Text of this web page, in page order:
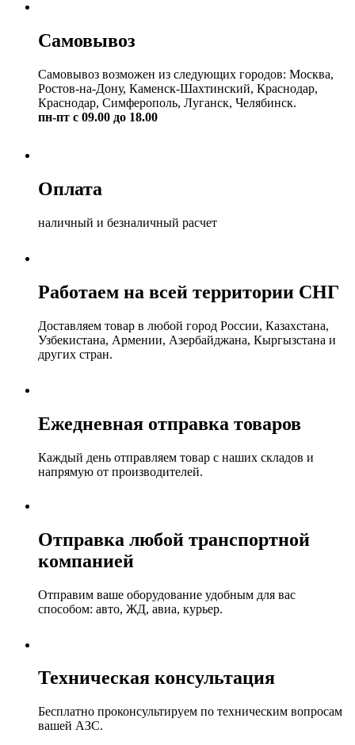
Самовывоз
Самовывоз возможен из следующих городов: Москва,
Ростов-на-Дону, Каменск-Шахтинский, Краснодар,
Краснодар, Симферополь, Луганск, Челябинск.
пн-пт с 09.00 до 18.00
Оплата
наличный и безналичный расчет
Работаем на всей территории СНГ
Доставляем товар в любой город России, Казахстана,
Узбекистана, Армении, Азербайджана, Кыргызстана и
других стран.
Ежедневная отправка товаров
Каждый день отправляем товар с наших складов и
напрямую от производителей.
Отправка любой транспортной
компанией
Отправим ваше оборудование удобным для вас
способом: авто, ЖД, авиа, курьер.
Техническая консультация
Бесплатно проконсультируем по техническим вопросам
вашей АЗС.